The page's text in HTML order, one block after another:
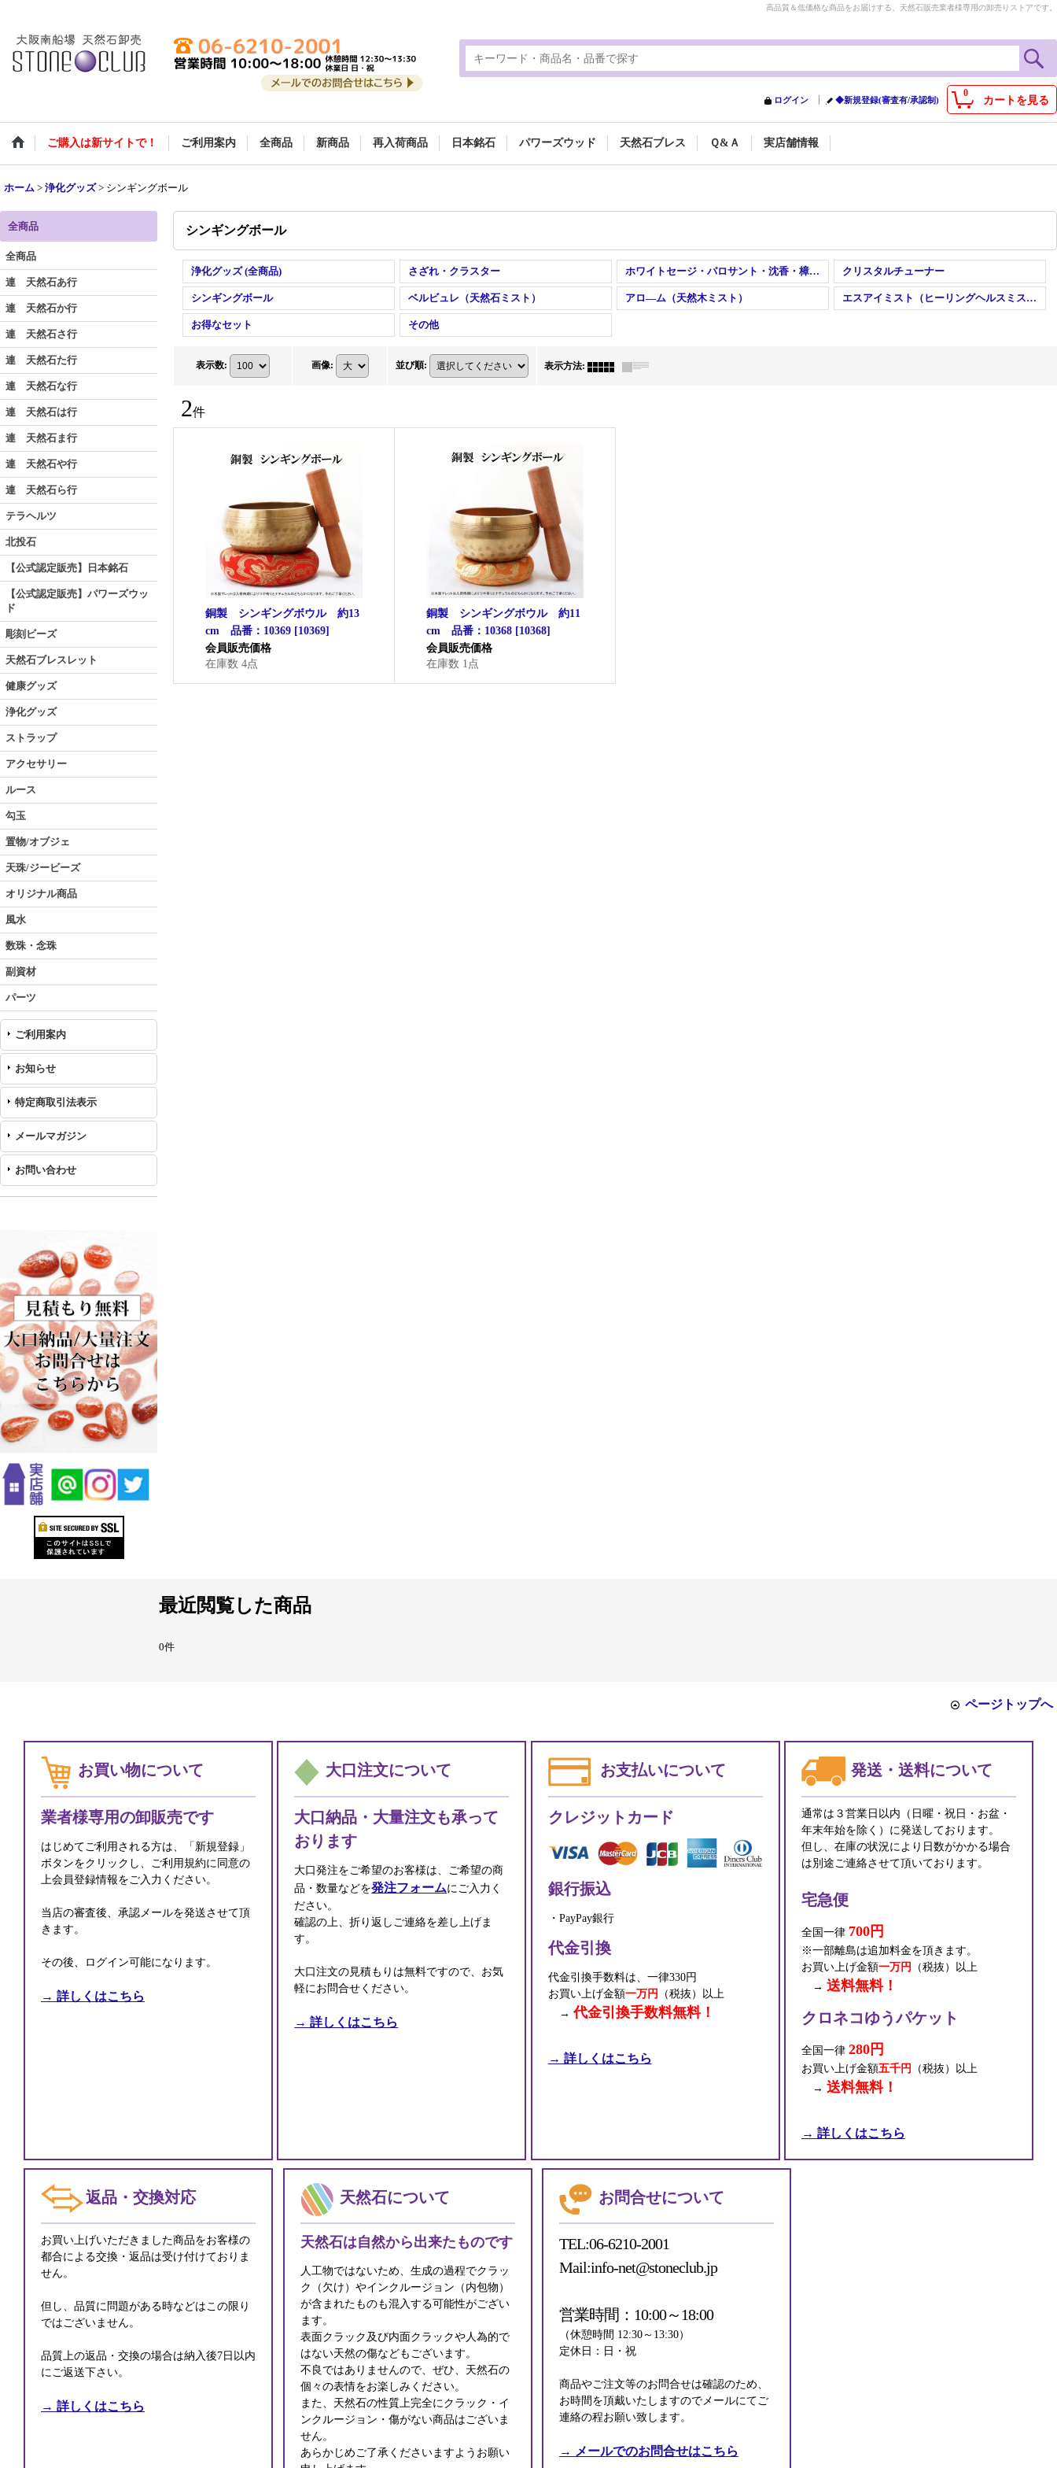
高品質＆低価格な商品をお届けする、天然石販売業者様専用の卸売りストアです。
0
カートを見る
ログイン ◆新規登録(審査有/承認制)
ご購入は新サイトで！ ご利用案内 全商品 新商品 再入荷商品 日本銘石 パワーズウッド 天然石ブレス Ｑ&Ａ 実店舗情報
ホーム > 浄化グッズ > シンギングボール
全商品
全商品
連 天然石あ行
連 天然石か行
連 天然石さ行
連 天然石た行
連 天然石な行
連 天然石は行
連 天然石ま行
連 天然石や行
連 天然石ら行
テラヘルツ
北投石
【公式認定販売】日本銘石
【公式認定販売】パワーズウッ
ド
彫刻ビーズ
天然石ブレスレット
健康グッズ
浄化グッズ
ストラップ
アクセサリー
ルース
勾玉
置物/オブジェ
天珠/ジービーズ
オリジナル商品
風水
数珠・念珠
副資材
パーツ
ご利用案内
お知らせ
特定商取引法表示
メールマガジン
お問い合わせ
シンギングボール
浄化グッズ (全商品) さざれ・クラスター ホワイトセージ・パロサント・沈香・樟・出雲黒松・吉野桧・明星・吉野樟 クリスタルチューナー
シンギングボール ベルビュレ（天然石ミスト） アロ―ム（天然木ミスト） エスアイミスト（ヒーリングヘルスミスト）
お得なセット その他
表示数: 画像: 並び順: 表示方法:
2件
銅製 シンギングボウル 約13
cm 品番：10369 [10369]
会員販売価格
在庫数 4点
銅製 シンギングボウル 約11
cm 品番：10368 [10368]
会員販売価格
在庫数 1点
最近閲覧した商品
0件
ページトップへ
お買い物について
業者様専用の卸販売です
はじめてご利用される方は、「新規登録」
ボタンをクリックし、ご利用規約に同意の
上会員登録情報をご入力ください。
当店の審査後、承認メールを発送させて頂
きます。
その後、ログイン可能になります。
→ 詳しくはこちら
大口注文について
大口納品・大量注文も承って
おります
大口発注をご希望のお客様は、ご希望の商
品・数量などを発注フォームにご入力く
ださい。
確認の上、折り返しご連絡を差し上げま
す。
大口注文の見積もりは無料ですので、お気
軽にお問合せください。
→ 詳しくはこちら
お支払いについて
クレジットカード
銀行振込
・PayPay銀行
代金引換
代金引換手数料は、一律330円
お買い上げ金額一万円
（税抜）以上
→代金引換手数料無料！
→ 詳しくはこちら
発送・送料について
通常は３営業日以内（日曜・祝日・お盆・
年末年始を除く）に発送しております。
但し、在庫の状況により日数がかかる場合
は別途ご連絡させて頂いております。
宅急便
全国一律 700円
※一部離島は追加料金を頂きます。
お買い上げ金額一万円
（税抜）以上
→ 送料無料！
クロネコゆうパケット
全国一律 280円
お買い上げ金額五千円
（税抜）以上
→ 送料無料！
→ 詳しくはこちら
返品・交換対応
お買い上げいただきました商品をお客様の
都合による交換・返品は受け付けておりま
せん。
但し、品質に問題がある時などはこの限り
ではございません。
品質上の返品・交換の場合は納入後7日以内
にご返送下さい。
→ 詳しくはこちら
天然石について
天然石は自然から出来たものです
人工物ではないため、生成の過程でクラッ
ク（欠け）やインクルージョン（内包物）
が含まれたものも混入する可能性がござい
ます。
表面クラック及び内面クラックや人為的で
はない天然の傷などもございます。
不良ではありませんので、ぜひ、天然石の
個々の表情をお楽しみください。
また、天然石の性質上完全にクラック・イ
ンクルージョン・傷がない商品はございま
せん。
あらかじめご了承くださいますようお願い
お問合せについて
TEL:06-6210-2001
Mail:info-net@stoneclub.jp
営業時間：10:00～18:00
（休憩時間 12:30～13:30）
定休日：日・祝
商品やご注文等のお問合せは確認のため、
お時間を頂戴いたしますのでメールにてご
連絡の程お願い致します。
→ メールでのお問合せはこちら